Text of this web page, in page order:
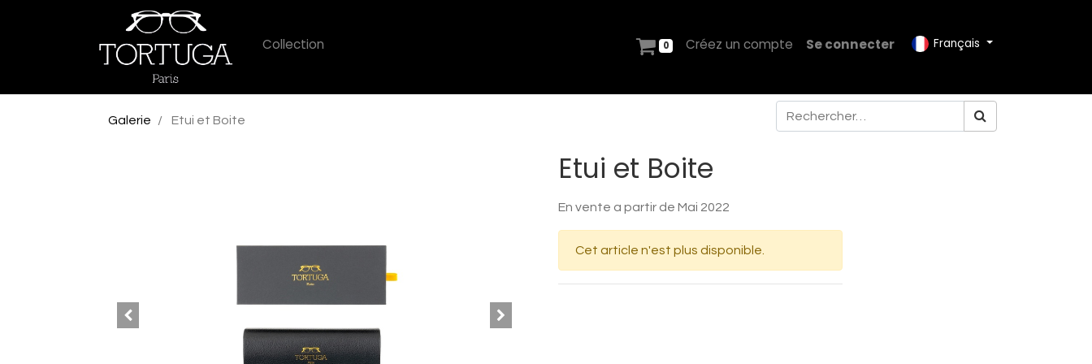
Collection 0 Créez un compte Se connecter Français
Galerie Etui et Boite
Etui et Boite
En vente a partir de Mai 2022
Cet article n'est plus disponible.